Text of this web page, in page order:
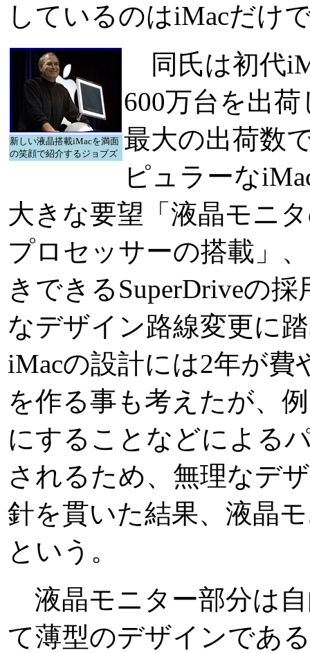
しているのはiMacだけ
新しい液晶搭載iMacを満面
の笑顔で紹介するジョブズ
同氏は初代
600万台を出
最大の出荷数
ピュラーな
大きな要望「液晶モニ
プロセッサーの搭載」
きできるSuperDriveの
なデザイン路線変更に
iMacの設計には2年が
を作る事も考えたが、
にすることなどによる
されるため、無理なデ
針を貫いた結果、液晶
という。
液晶モニター部分は
て薄型のデザインであ